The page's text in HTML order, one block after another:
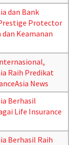
dan Bank
Protector
Keamanan
Raih Predikat
News
Berhasil
Life Insurance
Berhasil Raih